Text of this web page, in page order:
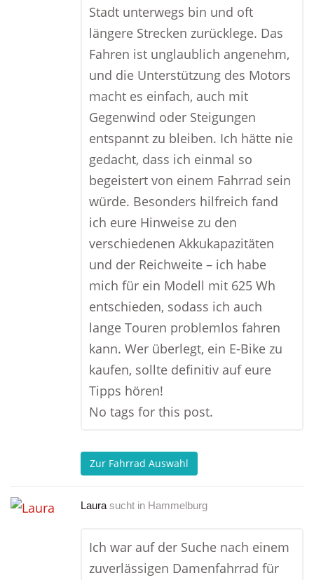
Stadt unterwegs bin und oft
längere Strecken zurücklege. Das
Fahren ist unglaublich angenehm,
und die Unterstützung des Motors
macht es einfach, auch mit
Gegenwind oder Steigungen
entspannt zu bleiben. Ich hätte nie
gedacht, dass ich einmal so
begeistert von einem Fahrrad sein
würde. Besonders hilfreich fand
ich eure Hinweise zu den
verschiedenen Akkukapazitäten
und der Reichweite – ich habe
mich für ein Modell mit 625 Wh
entschieden, sodass ich auch
lange Touren problemlos fahren
kann. Wer überlegt, ein E-Bike zu
kaufen, sollte definitiv auf eure
Tipps hören!
No tags for this post.
Zur Fahrrad Auswahl
Laura sucht in Hammelburg
Ich war auf der Suche nach einem
zuverlässigen Damenfahrrad für